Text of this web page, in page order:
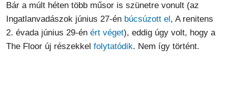
Bár a múlt héten több műsor is szünetre vonult (az
Ingatlanvadászok június 27-én búcsúzott el, A renitens
2. évada június 29-én ért véget), eddig úgy volt, hogy a
The Floor új részekkel folytatódik. Nem így történt.